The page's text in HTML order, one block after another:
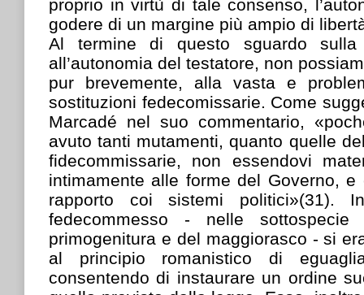
proprio in virtù di tale consenso,
godere di un margine più ampio di
Al termine di questo sguardo
all’autonomia del testatore, non
pur brevemente, alla vasta e
sostituzioni fedecomissarie. Come
Marcadé nel suo commentario,
avuto tanti mutamenti, quanto quelle
fidecommissarie, non essendovi
intimamente alle forme del Governo,
rapporto coi sistemi politici»(31).
fedecommesso - nelle
primogenitura e del maggiorasco - si
al principio romanistico di
consentendo di instaurare un ordine